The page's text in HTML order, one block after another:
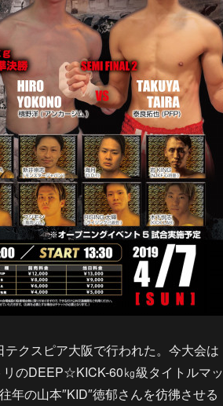
クスピア大阪で行われた。今大会は
のDEEP☆KICK-60㎏級タイトルマッ
年の山本″KID″徳郁さんを彷彿させる